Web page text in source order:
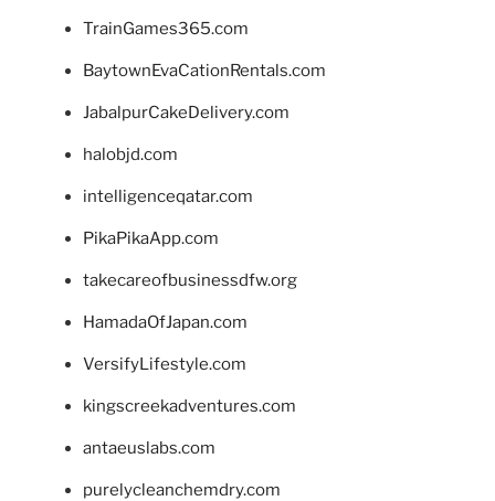
TrainGames365.com
BaytownEvaCationRentals.com
JabalpurCakeDelivery.com
halobjd.com
intelligenceqatar.com
PikaPikaApp.com
takecareofbusinessdfw.org
HamadaOfJapan.com
VersifyLifestyle.com
kingscreekadventures.com
antaeuslabs.com
purelycleanchemdry.com